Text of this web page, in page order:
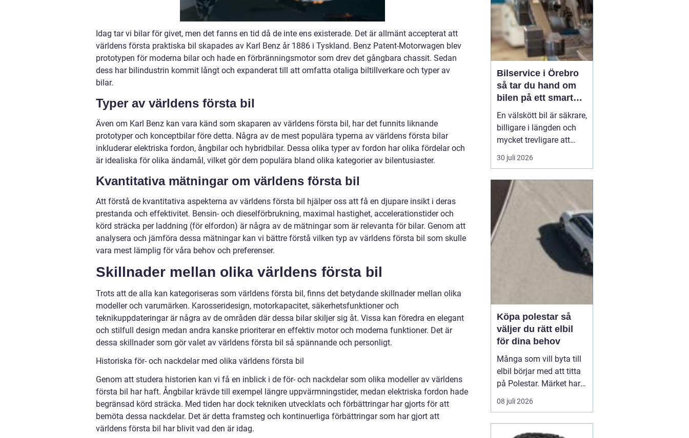
Idag tar vi bilar för givet, men det fanns en tid då de inte ens existerade. Det är allmänt accepterat att
världens första praktiska bil skapades av Karl Benz år 1886 i Tyskland. Benz Patent-Motorwagen blev
prototypen för moderna bilar och hade en förbränningsmotor som drev det gångbara chassit. Sedan
dess har bilindustrin kommit långt och expanderat till att omfatta otaliga biltillverkare och typer av
bilar.
Typer av världens första bil
Även om Karl Benz kan vara känd som skaparen av världens första bil, har det funnits liknande
prototyper och konceptbilar före detta. Några av de mest populära typerna av världens första bilar
inkluderar elektriska fordon, ångbilar och hybridbilar. Dessa olika typer av fordon har olika fördelar och
är idealiska för olika ändamål, vilket gör dem populära bland olika kategorier av bilentusiaster.
Kvantitativa mätningar om världens första bil
Att förstå de kvantitativa aspekterna av världens första bil hjälper oss att få en djupare insikt i deras
prestanda och effektivitet. Bensin- och dieselförbrukning, maximal hastighet, accelerationstider och
körd sträcka per laddning (för elfordon) är några av de mätningar som är relevanta för bilar. Genom att
analysera och jämföra dessa mätningar kan vi bättre förstå vilken typ av världens första bil som skulle
vara mest lämplig för våra behov och preferenser.
Skillnader mellan olika världens första bil
Trots att de alla kan kategoriseras som världens första bil, finns det betydande skillnader mellan olika
modeller och varumärken. Karosseridesign, motorkapacitet, säkerhetsfunktioner och
teknikuppdateringar är några av de områden där dessa bilar skiljer sig åt. Vissa kan föredra en elegant
och stilfull design medan andra kanske prioriterar en effektiv motor och moderna funktioner. Det är
dessa skillnader som gör valet av världens första bil så spännande och personligt.
Historiska för- och nackdelar med olika världens första bil
Genom att studera historien kan vi få en inblick i de för- och nackdelar som olika modeller av världens
första bil har haft. Ångbilar krävde till exempel längre uppvärmningstider, medan elektriska fordon hade
begränsad körd sträcka. Med tiden har dock tekniken utvecklats och förbättringar har gjorts för att
bemöta dessa nackdelar. Det är detta framsteg och kontinuerliga förbättringar som har gjort att
världens första bil har blivit vad den är idag.
Bilservice i Örebro
så tar du hand om
bilen på ett smart
sätt
En välskött bil är säkrare,
billigare i längden och
mycket trevligare att
köra. Trots det väntar
många bilägare i Örebro
och reparationer. I den
här artikeln får du en
enkel genomgång av
hu...
30 juli 2026
Köpa polestar så
väljer du rätt elbil
för dina behov
Många som vill byta till
elbil börjar med att titta
på Polestar. Märket har
blivit en symbol för
modern, elektrisk körning
hållbarhet går hand i
08 juli 2026